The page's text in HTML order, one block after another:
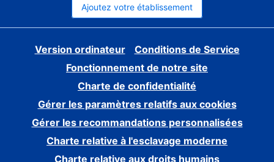
Ajoutez votre établissement
Version ordinateur
Conditions de Service
Fonctionnement de notre site
Charte de confidentialité
Gérer les paramètres relatifs aux cookies
Gérer les recommandations personnalisées
Charte relative à l'esclavage moderne
Charte relative aux droits humains